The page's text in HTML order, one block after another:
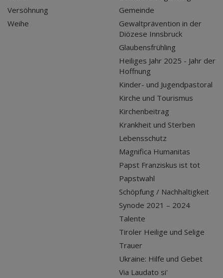
Versöhnung
Weihe
Gemeinde
Gewaltprävention in der
Diözese Innsbruck
Glaubensfrühling
Heiliges Jahr 2025 - Jahr der
Hoffnung
Kinder- und Jugendpastoral
Kirche und Tourismus
Kirchenbeitrag
Krankheit und Sterben
Lebensschutz
Magnifica Humanitas
Papst Franziskus ist tot
Papstwahl
Schöpfung / Nachhaltigkeit
Synode 2021 – 2024
Talente
Tiroler Heilige und Selige
Trauer
Ukraine: Hilfe und Gebet
Via Laudato si'